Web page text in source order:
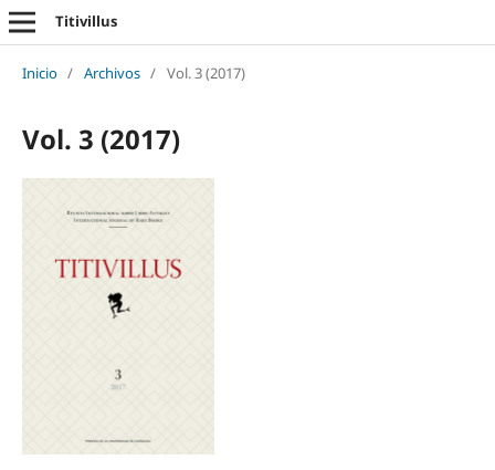
Titivillus
Inicio / Archivos / Vol. 3 (2017)
Vol. 3 (2017)